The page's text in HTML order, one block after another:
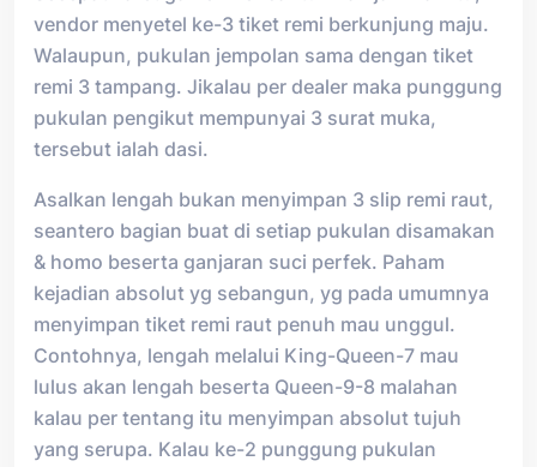
vendor menyetel ke-3 tiket remi berkunjung maju.
Walaupun, pukulan jempolan sama dengan tiket
remi 3 tampang. Jikalau per dealer maka punggung
pukulan pengikut mempunyai 3 surat muka,
tersebut ialah dasi.
Asalkan lengah bukan menyimpan 3 slip remi raut,
seantero bagian buat di setiap pukulan disamakan
& homo beserta ganjaran suci perfek. Paham
kejadian absolut yg sebangun, yg pada umumnya
menyimpan tiket remi raut penuh mau unggul.
Contohnya, lengah melalui King-Queen-7 mau
lulus akan lengah beserta Queen-9-8 malahan
kalau per tentang itu menyimpan absolut tujuh
yang serupa. Kalau ke-2 punggung pukulan